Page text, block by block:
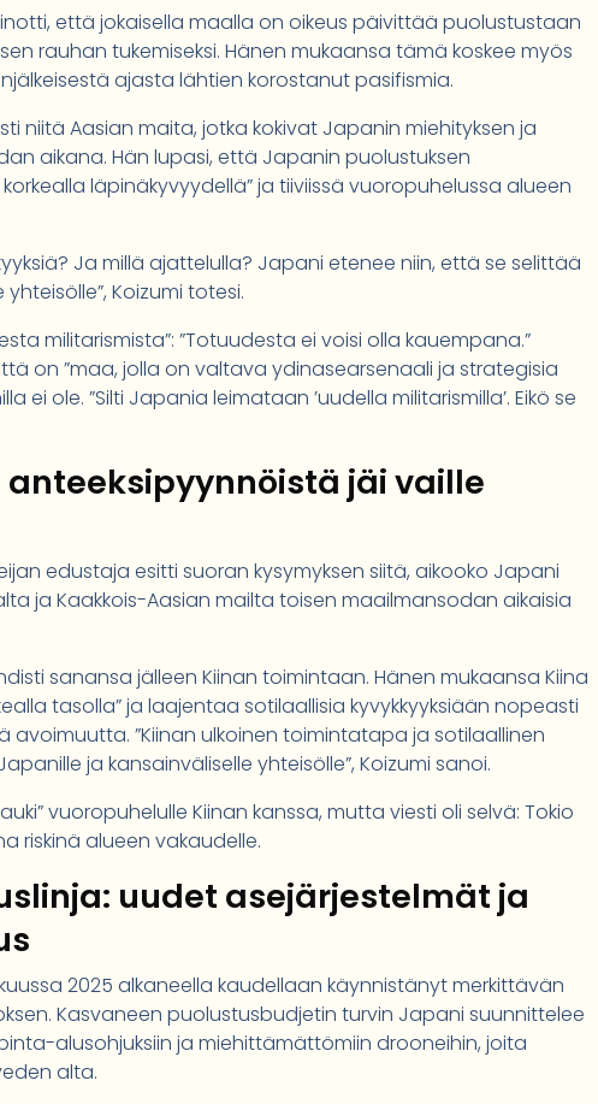
että jokaisella maalla on oikeus päivittää puolustustaan
rauhan tukemiseksi. Hänen mukaansa tämä koskee myös
ajasta lähtien korostanut pasifismia.
niitä Aasian maita, jotka kokivat Japanin miehityksen ja
aikana. Hän lupasi, että Japanin puolustuksen
läpinäkyvyydellä” ja tiiviissä vuoropuhelussa alueen
Ja millä ajattelulla? Japani etenee niin, että se selittää
Koizumi totesi.
militarismista”: ”Totuudesta ei voisi olla kauempana.”
on ”maa, jolla on valtava ydinasearsenaali ja strategisia
ei ole. ”Silti Japania leimataan ’uudella militarismilla’. Eikö se
jäi vaille
edustaja esitti suoran kysymyksen siitä, aikooko Japani
ja Kaakkois-Aasian mailta toisen maailmansodan aikaisia
sanansa jälleen Kiinan toimintaan. Hänen mukaansa Kiina
tasolla” ja laajentaa sotilaallisia kyvykkyyksiään nopeasti
avoimuutta. ”Kiinan ulkoinen toimintatapa ja sotilaallinen
ja kansainväliselle yhteisölle”, Koizumi sanoi.
vuoropuhelulle Kiinan kanssa, mutta viesti oli selvä: Tokio
riskinä alueen vakaudelle.
uudet asejärjestelmät ja
2025 alkaneella kaudellaan käynnistänyt merkittävän
Kasvaneen puolustusbudjetin turvin Japani suunnittelee
alusohjuksiin ja miehittämättömiin drooneihin, joita
alta.